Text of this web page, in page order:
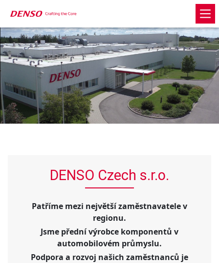
DENSO Czech s.r.o.
Patříme mezi největší zaměstnavatele v
regionu.
Jsme přední výrobce komponentů v
automobilovém průmyslu.
Podpora a rozvoj našich zaměstnanců je